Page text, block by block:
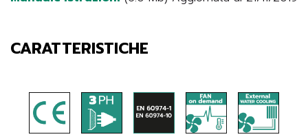
CARATTERISTICHE